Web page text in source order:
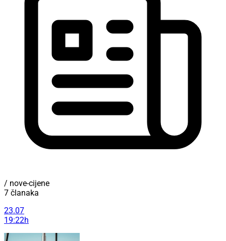
/ nove-cijene
7 članaka
23.07
19:22h